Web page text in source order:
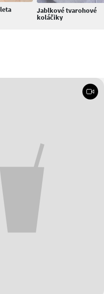
Jablkové tvarohové
koláčiky